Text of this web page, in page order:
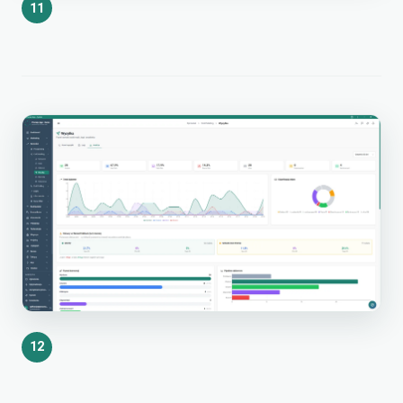
11
12